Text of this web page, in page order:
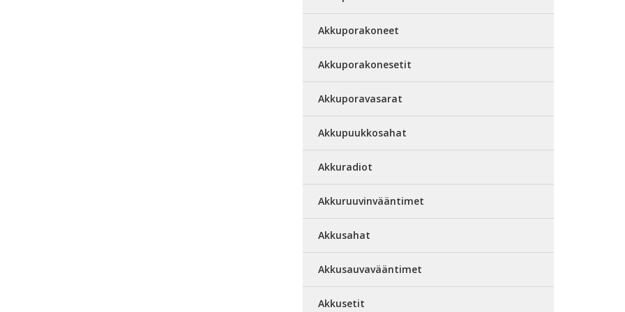
Akkuporakoneet
Akkuporakonesetit
Akkuporavasarat
Akkupuukkosahat
Akkuradiot
Akkuruuvinvääntimet
Akkusahat
Akkusauvavääntimet
Akkusetit